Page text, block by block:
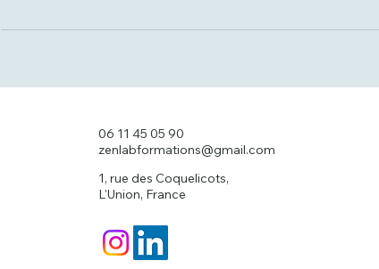
06 11 45 05 90
zenlabformations@gmail.com
1, rue des Coquelicots,
L'Union, France